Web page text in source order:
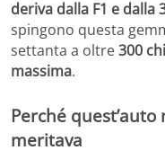
deriva dalla F1 e dalla
spingono questa
settanta a oltre300
massima.
Perché
meritava